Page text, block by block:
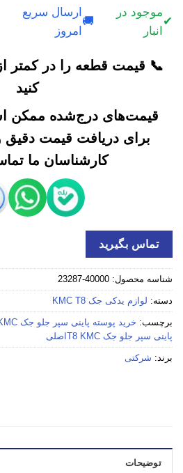
✔
موجود در
انبار
🚚
ارسال سریع
امروز
📞 قیمت قطعه را در کمتر
کنید
قیمت‌های درج‌شده ممکن
برای دریافت قیمت دقیق
کارشناسان ما
تماس بگیرید
شناسه محصول: 40000-23287
دسته: لوازم یدکی جک KMC T8
برچسب: خرید پوسته پاينی سپر جلو جک T8 KMC استوک
پاينی سپر جلو جک T8 KMCاصلی
برند: شرکتی
توضیحات